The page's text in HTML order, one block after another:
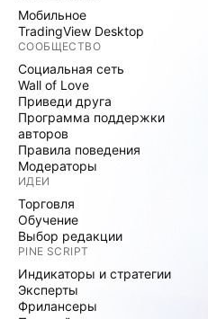
Мобильное
TradingView Desktop
СООБЩЕСТВО
Социальная сеть
Wall of Love
Приведи друга
Программа поддержки
авторов
Правила поведения
Модераторы
ИДЕИ
Торговля
Обучение
Выбор редакции
PINE SCRIPT
Индикаторы и стратегии
Эксперты
Фрилансеры